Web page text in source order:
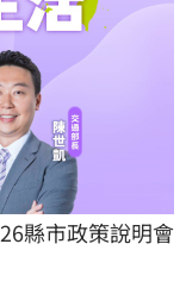
縣市政策說明會